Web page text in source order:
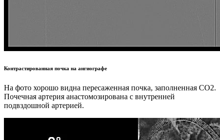
Контрастированная почка на ангиографе
На фото хорошо видна пересаженная почка, заполненная СО2.
Почечная артерия анастомозирована с внутренней
подвздошной артерией.